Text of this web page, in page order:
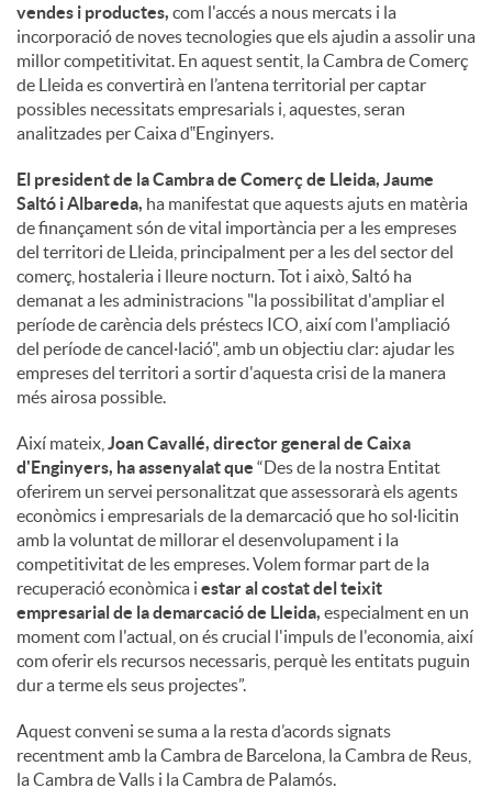
vendes i productes, com l'accés a nous mercats i la
incorporació de noves tecnologies que els ajudin a assolir una
millor competitivitat. En aquest sentit, la Cambra de Comerç
de Lleida es convertirà en l’antena territorial per captar
possibles necessitats empresarials i, aquestes, seran
analitzades per Caixa d‟Enginyers.
El president de la Cambra de Comerç de Lleida, Jaume
Saltó i Albareda, ha manifestat que aquests ajuts en matèria
de finançament són de vital importància per a les empreses
del territori de Lleida, principalment per a les del sector del
comerç, hostaleria i lleure nocturn. Tot i això, Saltó ha
demanat a les administracions "la possibilitat d'ampliar el
període de carència dels préstecs ICO, així com l'ampliació
del període de cancel·lació", amb un objectiu clar: ajudar les
empreses del territori a sortir d'aquesta crisi de la manera
més airosa possible.
Així mateix, Joan Cavallé, director general de Caixa
d'Enginyers, ha assenyalat que “Des de la nostra Entitat
oferirem un servei personalitzat que assessorarà els agents
econòmics i empresarials de la demarcació que ho sol·licitin
amb la voluntat de millorar el desenvolupament i la
competitivitat de les empreses. Volem formar part de la
recuperació econòmica i estar al costat del teixit
empresarial de la demarcació de Lleida, especialment en un
moment com l'actual, on és crucial l'impuls de l'economia, així
com oferir els recursos necessaris, perquè les entitats puguin
dur a terme els seus projectes”.
Aquest conveni se suma a la resta d’acords signats
recentment amb la Cambra de Barcelona, la Cambra de Reus,
la Cambra de Valls i la Cambra de Palamós.